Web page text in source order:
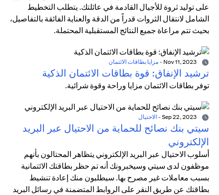
على توليد ثروة للأجيال القادمة في عائلتك. يتطلب التخطيط
الشامل لانتقال الثروات قدراً من الدقة والعناية الفائقة بالتفاصيل،
بحيث تتم مراعاة جميع النتائج المستقبلية المحتملة.
- مزايا بطاقات الائتمان
ترشيد الإنفاق: قوة بطاقات الائتمان الذكية
توفر بطاقات الائتمان مزايا وراحة وقوة شرائية.
- الاحتيال
سيتي بنك نصائح للحماية من الاحتيال عبر البريد
الإلكتروني
أسلوب الاحتيال عبر البريد الإلكتروني يتظاهر المحتالون بأنهم
موظفون لدى سيتي وسيخبرونك أنه تم حظر بطاقتك الائتمانية
بسبب معاملات غير مصرح بها. سيطلبون منك إعادة تنشيط
بطاقتك عن طريق النقر على الروابط المتضمنة في رسائل البريد